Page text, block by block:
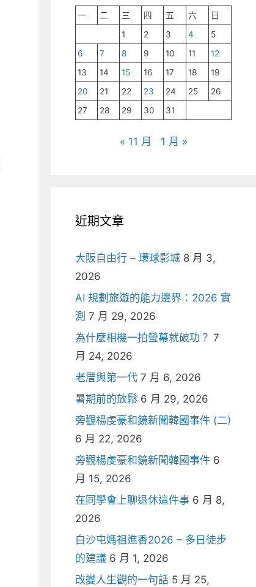
一 二 三 四 五 六
日
1
2 3 4
5
6
7 8 9 10 11
12
13
14 15 16 17 18
19
20
21 22 23 24 25
26
27
28 29 30 31
« 11 月 1 月 »
近期文章
大阪自由行 – 環球影城 8 月 3,
2026
AI 規劃旅遊的能力邊界：2026 實
測 7 月 29, 2026
為什麼相機一拍螢幕就破功？ 7
月 24, 2026
老厝與第一代 7 月 6, 2026
暑期前的放鬆 6 月 29, 2026
旁觀楊虔豪和鏡新聞韓國事件 (二)
6 月 22, 2026
旁觀楊虔豪和鏡新聞韓國事件 6
月 15, 2026
在同學會上聊退休這件事 6 月 8,
2026
白沙屯媽祖進香2026 – 多日徒步
的建議 6 月 1, 2026
改變人生觀的一句話 5 月 25,